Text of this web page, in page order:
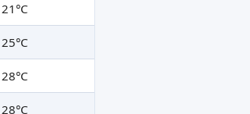
21°C
25°C
28°C
28°C